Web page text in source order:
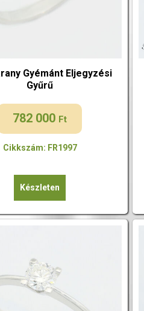
Gyémánt Eljegyzési
Gyűrű
782 000 Ft
Cikkszám: FR1997
Készleten